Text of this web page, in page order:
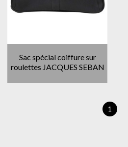
Sac spécial coiffure sur
roulettes JACQUES SEBAN
1